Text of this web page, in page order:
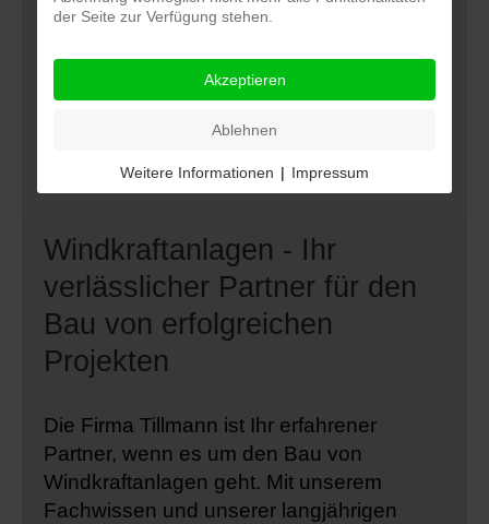
Windkraftanlagen - Ihr
verlässlicher Partner für den
Bau von erfolgreichen
Projekten
Die Firma Tillmann ist Ihr erfahrener
Partner, wenn es um den Bau von
Windkraftanlagen geht. Mit unserem
Fachwissen und unserer langjährigen
der Seite zur Verfügung stehen.
Akzeptieren
Ablehnen
Weitere Informationen | Impressum